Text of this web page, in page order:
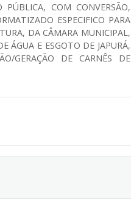
PÚBLICA, COM CONVERSÃO,
ESPECIFICO PARA
DA CÂMARA MUNICIPAL,
ÁGUA E ESGOTO DE JAPURÁ,
GERAÇÃO DE CARNÊS DE